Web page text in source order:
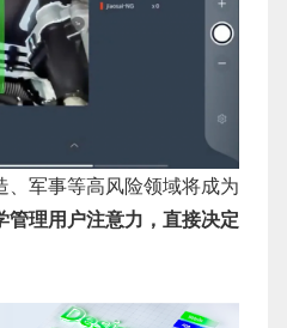
、军事等高风险领域将成为
管理用户注意力，直接决定